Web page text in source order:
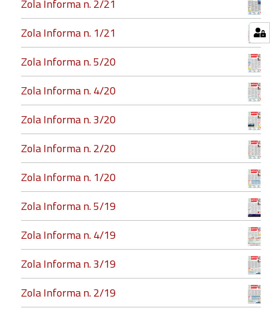
Zola Informa n. 2/21
Zola Informa n. 1/21
Zola Informa n. 5/20
Zola Informa n. 4/20
Zola Informa n. 3/20
Zola Informa n. 2/20
Zola Informa n. 1/20
Zola Informa n. 5/19
Zola Informa n. 4/19
Zola Informa n. 3/19
Zola Informa n. 2/19